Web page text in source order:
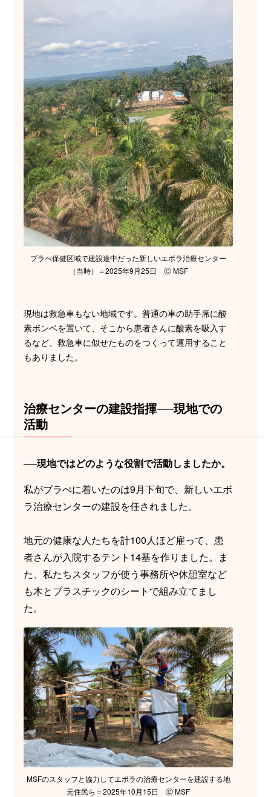
ブラぺ保健区域で建設途中だった新しいエボラ治療センター
（当時）＝2025年9月25日 Ⓒ MSF
現地は救急車もない地域です。普通の車の助手席に酸
素ボンベを置いて、そこから患者さんに酸素を吸入す
るなど、救急車に似せたものをつくって運用すること
もありました。
治療センターの建設指揮──現地での
活動
──現地ではどのような役割で活動しましたか。
私がブラぺに着いたのは9月下旬で、新しいエボ
ラ治療センターの建設を任されました。
地元の健康な人たちを計100人ほど雇って、患
者さんが入院するテント14基を作りました。ま
た、私たちスタッフが使う事務所や休憩室など
も木とプラスチックのシートで組み立てまし
た。
MSFのスタッフと協力してエボラの治療センターを建設する地
元住民ら＝2025年10月15日 Ⓒ MSF